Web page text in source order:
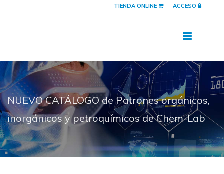
TIENDA ONLINE ACCESO
NUEVO CATÁLOGO de Patrones orgánicos,
inorgánicos y petroquímicos de Chem-Lab